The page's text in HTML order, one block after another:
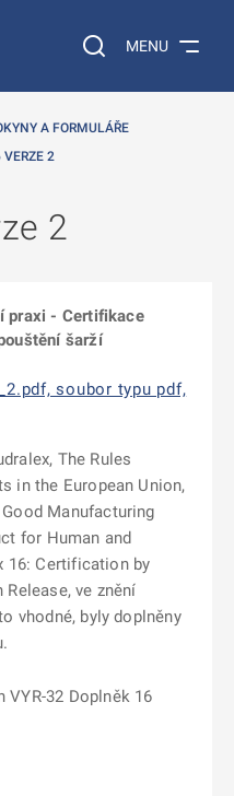
Vyhledávání na
MENU
A FORMULÁŘE
2
2
praxi - Certifikace
šarží
soubor typu pdf,
The Rules
in the European Union,
Manufacturing
for Human and
16: Certification by
ve znění
vhodné, byly doplněny
VYR-32 Doplněk 16